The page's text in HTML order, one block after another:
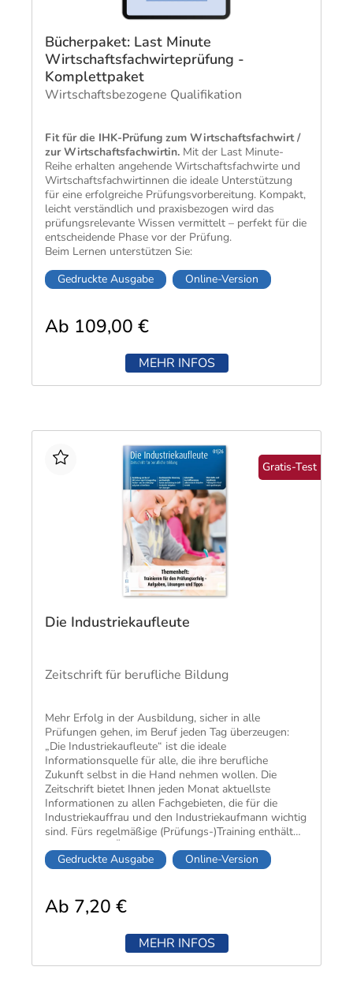
Bücherpaket: Last Minute
Wirtschaftsfachwirteprüfung -
Komplettpaket
Wirtschaftsbezogene Qualifikation
Fit für die IHK-Prüfung zum Wirtschafts­fach­wirt /
zur Wirtschafts­fach­wirtin. Mit der Last Minute-
Reihe erhalten angehende Wirtschafts­fach­wirte und
Wirtschafts­fach­wirtinnen die ideale Unter­stützung
für eine erfolg­reiche Prüfungs­vor­bereitung. Kompakt,
leicht ver­ständlich und praxis­bezogen wird das
prüfungs­relevante Wissen vermittelt – perfekt für die
ent­scheidende Phase vor der Prüfung.
Beim Lernen unter­stützen Sie:
Gedruckte Ausgabe
Online-Version
Ab 109,00 €
MEHR INFOS
Gratis-Test
Die Industriekaufleute
Zeitschrift für berufliche Bildung
Mehr Erfolg in der Ausbildung, sicher in alle
Prüfungen gehen, im Beruf jeden Tag überzeugen:
„Die Industriekaufleute“ ist die ideale
Informationsquelle für alle, die ihre berufliche
Zukunft selbst in die Hand nehmen wollen. Die
Zeitschrift bietet Ihnen jeden Monat aktuellste
Informationen zu allen Fachgebieten, die für die
Industriekauffrau und den Industriekaufmann wichtig
sind. Fürs regelmäßige (Prüfungs-)Training enthält
sie außerdem Übungsaufgaben,
Wiederholungsfragen und Praxisfälle mit Lösungen.
Gedruckte Ausgabe Online-Version
Ab 7,20 €
MEHR INFOS